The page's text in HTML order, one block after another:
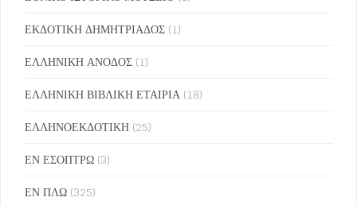
ΕΚΔΟΤΙΚΗ ΔΗΜΗΤΡΙΑΔΟΣ (1)
ΕΛΛΗΝΙΚΗ ΑΝΟΔΟΣ (1)
ΕΛΛΗΝΙΚΗ ΒΙΒΛΙΚΗ ΕΤΑΙΡΙΑ (18)
ΕΛΛΗΝΟΕΚΔΟΤΙΚΗ (25)
ΕΝ ΕΣΟΠΤΡΩ (3)
ΕΝ ΠΛΩ (325)